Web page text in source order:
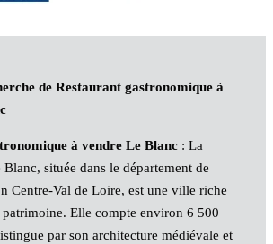
de Restaurant gastronomique à
à vendre Le Blanc: La
située dans le département de
Centre-Val de Loire, est une ville riche
patrimoine. Elle compte environ 6 500
par son architecture médiévale et